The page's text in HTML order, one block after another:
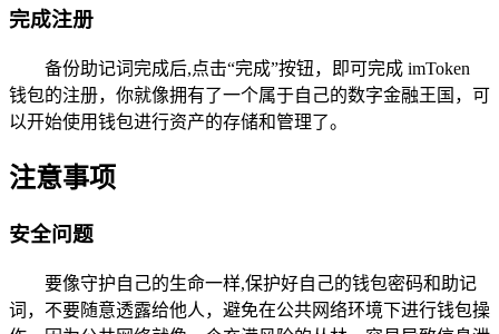
完成注册
备份助记词完成后,点击“完成”按钮，即可完成 imToken
钱包的注册，你就像拥有了一个属于自己的数字金融王国，可
以开始使用钱包进行资产的存储和管理了。
注意事项
安全问题
要像守护自己的生命一样,保护好自己的钱包密码和助记
词，不要随意透露给他人，避免在公共网络环境下进行钱包操